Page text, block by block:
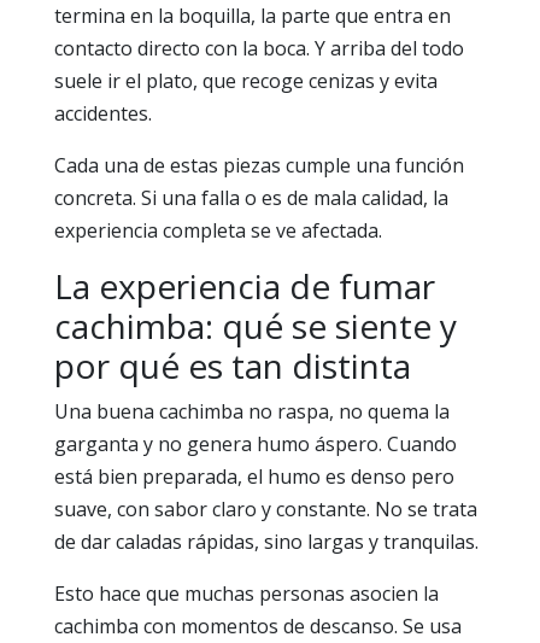
termina en la boquilla, la parte que entra en
contacto directo con la boca. Y arriba del todo
suele ir el plato, que recoge cenizas y evita
accidentes.
Cada una de estas piezas cumple una función
concreta. Si una falla o es de mala calidad, la
experiencia completa se ve afectada.
La experiencia de fumar
cachimba: qué se siente y
por qué es tan distinta
Una buena cachimba no raspa, no quema la
garganta y no genera humo áspero. Cuando
está bien preparada, el humo es denso pero
suave, con sabor claro y constante. No se trata
de dar caladas rápidas, sino largas y tranquilas.
Esto hace que muchas personas asocien la
cachimba con momentos de descanso. Se usa